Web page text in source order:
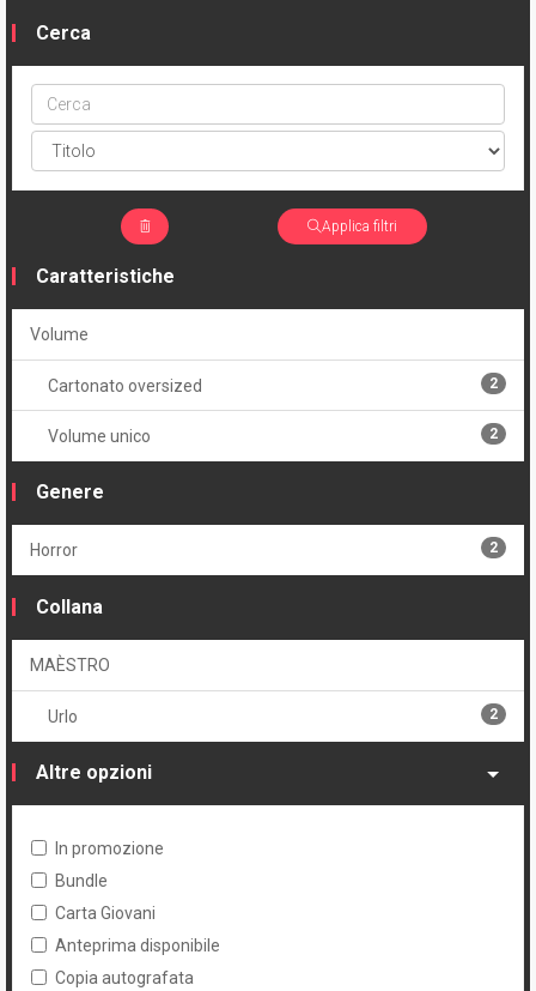
Cerca
Cerca
ptype
Applica filtri
Caratteristiche
Volume
Cartonato oversized 2
Volume unico 2
Genere
Horror 2
Collana
MAÈSTRO
Urlo 2
Altre opzioni
In promozione
Bundle
Carta Giovani
Anteprima disponibile
Copia autografata